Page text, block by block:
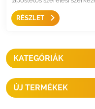
egyszerű és nem áthatoló
oldat lapostetőhöz és
magasabb napenergia-
eléréséhez.
RÉSZLET
KATEGÓRIÁK
ÚJ TERMÉKEK